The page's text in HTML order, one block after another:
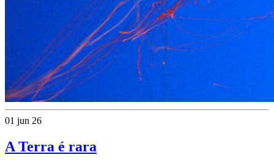
01 jun 26
A Terra é rara